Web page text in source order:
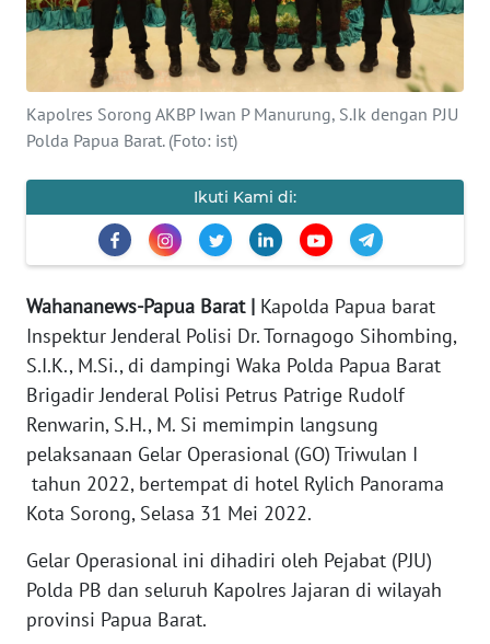
Kapolres Sorong AKBP Iwan P Manurung, S.Ik dengan PJU
Polda Papua Barat. (Foto: ist)
Ikuti Kami di:
Wahananews-Papua Barat | Kapolda Papua barat
Inspektur Jenderal Polisi Dr. Tornagogo Sihombing,
S.I.K., M.Si., di dampingi Waka Polda Papua Barat
Brigadir Jenderal Polisi Petrus Patrige Rudolf
Renwarin, S.H., M. Si memimpin langsung
pelaksanaan Gelar Operasional (GO) Triwulan I
tahun 2022, bertempat di hotel Rylich Panorama
Kota Sorong, Selasa 31 Mei 2022.
Gelar Operasional ini dihadiri oleh Pejabat (PJU)
Polda PB dan seluruh Kapolres Jajaran di wilayah
provinsi Papua Barat.
KONTAK
KAMI
INFO
IKLAN
TENTANG
SIBER
REDAKSI
KARIR
DISCLAIMER
News
WN